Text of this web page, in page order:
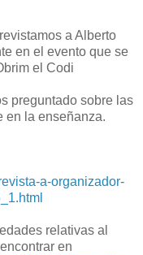
a Alberto
en el evento que se
el Codi
preguntado sobre las
en la enseñanza.
a-organizador-
relativas al
en